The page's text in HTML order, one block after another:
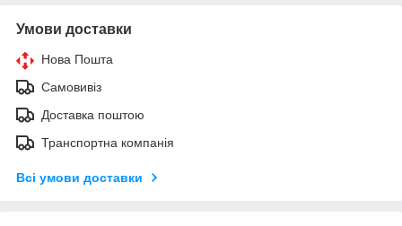
Умови доставки
Нова Пошта
Самовивіз
Доставка поштою
Транспортна компанія
Всі умови доставки